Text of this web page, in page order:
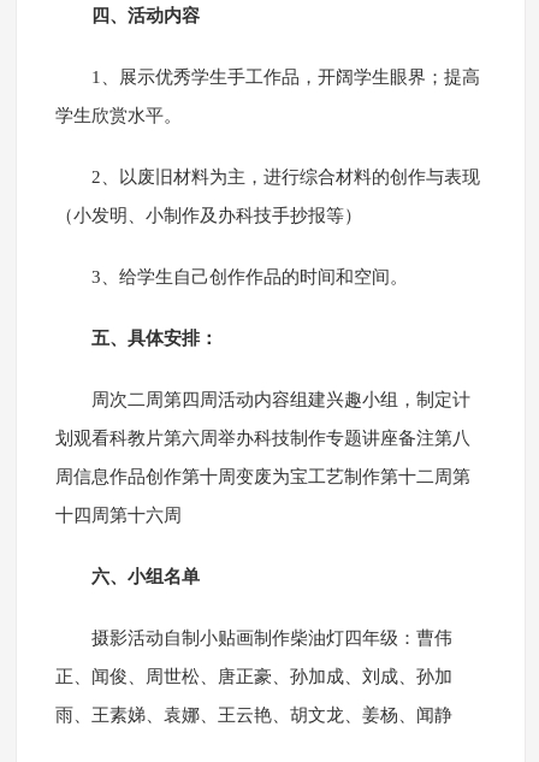
四、活动内容
1、展示优秀学生手工作品，开阔学生眼界；提高
学生欣赏水平。
2、以废旧材料为主，进行综合材料的创作与表现
（小发明、小制作及办科技手抄报等）
3、给学生自己创作作品的时间和空间。
五、具体安排：
周次二周第四周活动内容组建兴趣小组，制定计
划观看科教片第六周举办科技制作专题讲座备注第八
周信息作品创作第十周变废为宝工艺制作第十二周第
十四周第十六周
六、小组名单
摄影活动自制小贴画制作柴油灯四年级：曹伟
正、闻俊、周世松、唐正豪、孙加成、刘成、孙加
雨、王素娣、袁娜、王云艳、胡文龙、姜杨、闻静